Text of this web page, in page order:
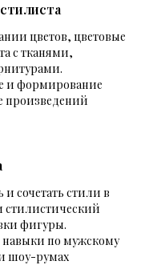
цветов, цветовые
с тканями,
и формирование
произведений
сочетать стили в
стилистический
фигуры.
по мужскому
шоу-румах